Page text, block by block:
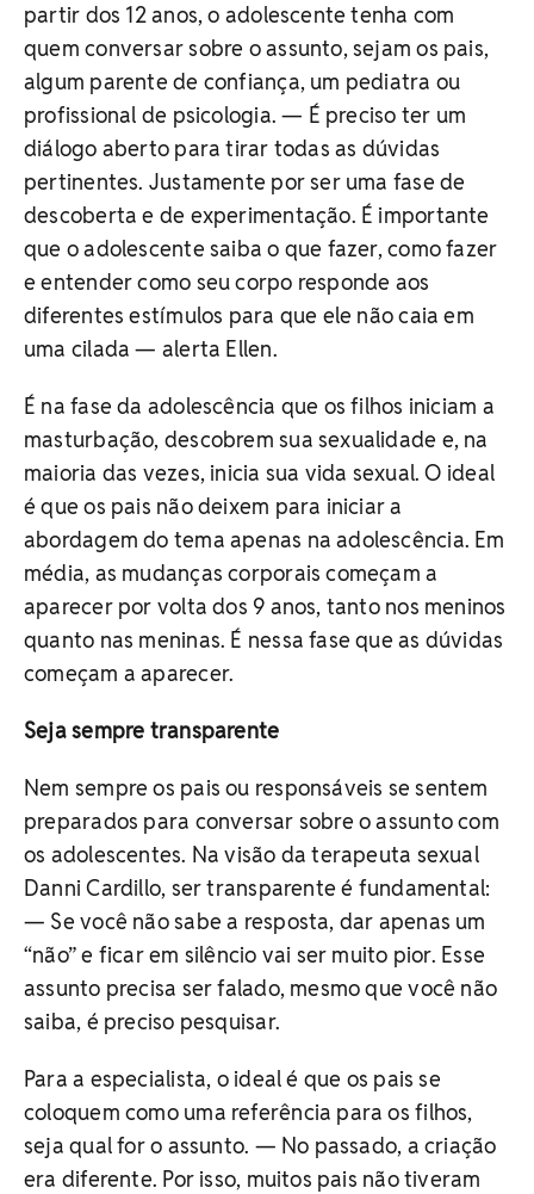
partir dos 12 anos, o adolescente tenha com
quem conversar sobre o assunto, sejam os pais,
algum parente de confiança, um pediatra ou
profissional de psicologia. — É preciso ter um
diálogo aberto para tirar todas as dúvidas
pertinentes. Justamente por ser uma fase de
descoberta e de experimentação. É importante
que o adolescente saiba o que fazer, como fazer
e entender como seu corpo responde aos
diferentes estímulos para que ele não caia em
uma cilada — alerta Ellen.
É na fase da adolescência que os filhos iniciam a
masturbação, descobrem sua sexualidade e, na
maioria das vezes, inicia sua vida sexual. O ideal
é que os pais não deixem para iniciar a
abordagem do tema apenas na adolescência. Em
média, as mudanças corporais começam a
aparecer por volta dos 9 anos, tanto nos meninos
quanto nas meninas. É nessa fase que as dúvidas
começam a aparecer.
Seja sempre transparente
Nem sempre os pais ou responsáveis se sentem
preparados para conversar sobre o assunto com
os adolescentes. Na visão da terapeuta sexual
Danni Cardillo, ser transparente é fundamental:
— Se você não sabe a resposta, dar apenas um
“não” e ficar em silêncio vai ser muito pior. Esse
assunto precisa ser falado, mesmo que você não
saiba, é preciso pesquisar.
Para a especialista, o ideal é que os pais se
coloquem como uma referência para os filhos,
seja qual for o assunto. — No passado, a criação
era diferente. Por isso, muitos pais não tiveram